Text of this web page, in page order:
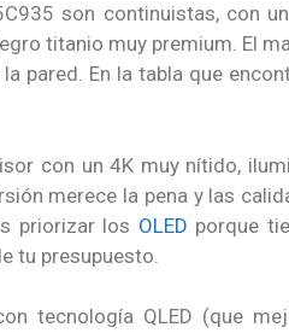
son continuistas, con
titanio muy premium. El
pared. En la tabla que
con un 4K muy nítido,
merece la pena y las
priorizar los OLED porque
tu presupuesto.
tecnología QLED (que